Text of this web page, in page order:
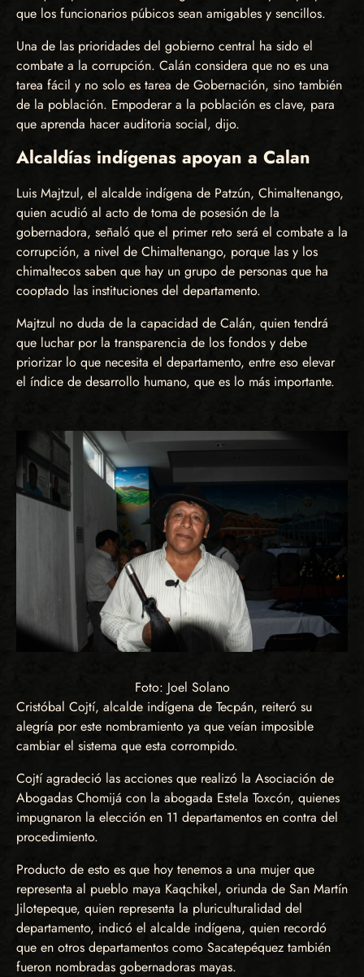
que los funcionarios púbicos sean amigables y sencillos.
Una de las prioridades del gobierno central ha sido el
combate a la corrupción. Calán considera que no es una
tarea fácil y no solo es tarea de Gobernación, sino también
de la población. Empoderar a la población es clave, para
que aprenda hacer auditoria social, dijo.
Alcaldías indígenas apoyan a Calan
Luis Majtzul, el alcalde indígena de Patzún, Chimaltenango,
quien acudió al acto de toma de posesión de la
gobernadora, señaló que el primer reto será el combate a la
corrupción, a nivel de Chimaltenango, porque las y los
chimaltecos saben que hay un grupo de personas que ha
cooptado las instituciones del departamento.
Majtzul no duda de la capacidad de Calán, quien tendrá
que luchar por la transparencia de los fondos y debe
priorizar lo que necesita el departamento, entre eso elevar
el índice de desarrollo humano, que es lo más importante.
Foto: Joel Solano
Cristóbal Cojtí, alcalde indígena de Tecpán, reiteró su
alegría por este nombramiento ya que veían imposible
cambiar el sistema que esta corrompido.
Cojtí agradeció las acciones que realizó la Asociación de
Abogadas Chomijá con la abogada Estela Toxcón, quienes
impugnaron la elección en 11 departamentos en contra del
procedimiento.
Producto de esto es que hoy tenemos a una mujer que
representa al pueblo maya Kaqchikel, oriunda de San Martín
Jilotepeque, quien representa la pluriculturalidad del
departamento, indicó el alcalde indígena, quien recordó
que en otros departamentos como Sacatepéquez también
fueron nombradas gobernadoras mayas.